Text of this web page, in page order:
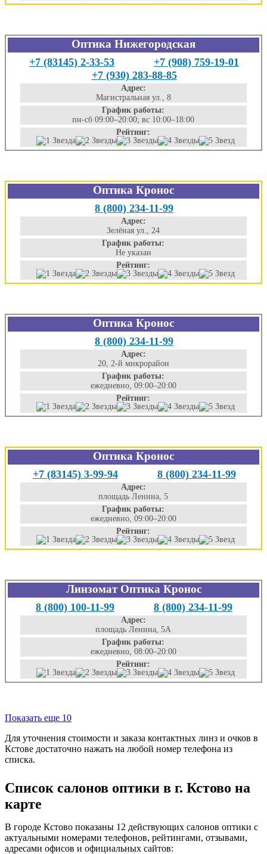
Оптика Нижегородская
+7 (83145) 2-33-53
+7 (908) 759-19-01
+7 (930) 283-88-85
Адрес:
Магистральная ул., 8
График работы:
пн-сб 09:00–20:00; вс 10:00–18:00
Рейтинг:
Оптика Кронос
8 (800) 234-11-99
Адрес:
Зелёная ул., 24
График работы:
Не указан
Рейтинг:
Оптика Кронос
8 (800) 234-11-99
Адрес:
20, 2-й микрорайон
График работы:
ежедневно, 09:00–20:00
Рейтинг:
Оптика Кронос
+7 (83145) 3-99-94 8 (800) 234-11-99
Адрес:
площадь Ленина, 5
График работы:
ежедневно, 09:00–20:00
Рейтинг:
Линзомат Оптика Кронос
8 (800) 100-11-99 8 (800) 234-11-99
Адрес:
площадь Ленина, 5А
График работы:
ежедневно, 08:00–20:00
Рейтинг:
Показать еще 10
Для уточнения стоимости и заказа контактных линз и очков в
Кстове достаточно нажать на любой номер телефона из
списка.
Список салонов оптики в г. Кстово на
карте
В городе Кстово показаны 12 действующих салонов оптики с
актуальными номерами телефонов, рейтингами, отзывами,
адресами офисов и официальных сайтов: